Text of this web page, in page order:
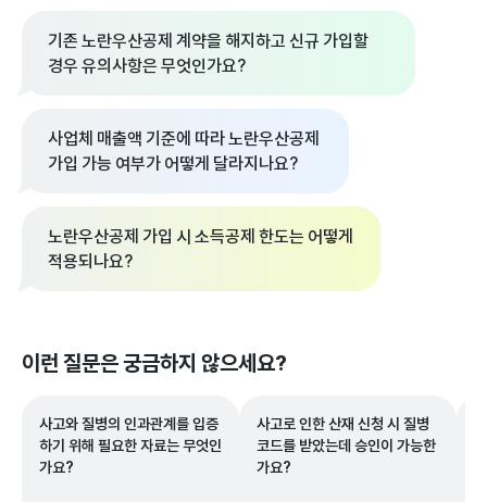
기존 노란우산공제 계약을 해지하고 신규 가입할
경우 유의사항은 무엇인가요?
사업체 매출액 기준에 따라 노란우산공제
가입 가능 여부가 어떻게 달라지나요?
노란우산공제 가입 시 소득공제 한도는 어떻게
적용되나요?
이런 질문은 궁금하지 않으세요?
사고와 질병의 인과관계를 입증
하기 위해 필요한 자료는 무엇인
가요?
사고로 인한 산재 신청 시 질병
코드를 받았는데 승인이 가능한
가요?